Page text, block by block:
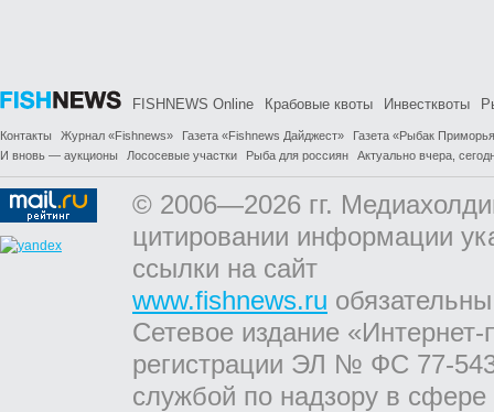
FISHNEWS Online Крабовые квоты Инвестквоты
Контакты Журнал «Fishnews» Газета «Fishnews Дайджест»
Газета «Рыбак
И вновь — аукционы
Лососевые участки Рыба для россиян Актуально вчера,
© 2006—2026 гг.
цитировании информации
ссылки на сайт
www.fishnews.ru
Сетевое издание
регистрации ЭЛ № ФС 77-
службой по надзору в